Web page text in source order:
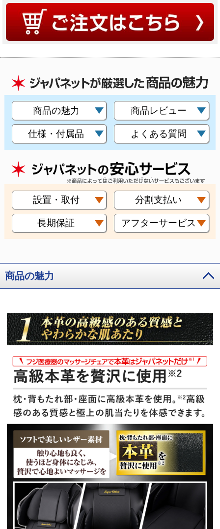
商品の魅力 商品レビュー
仕様・付属品 よくある質問
設置・取付 分割支払い
長期保証 アフターサービス
商品の魅力